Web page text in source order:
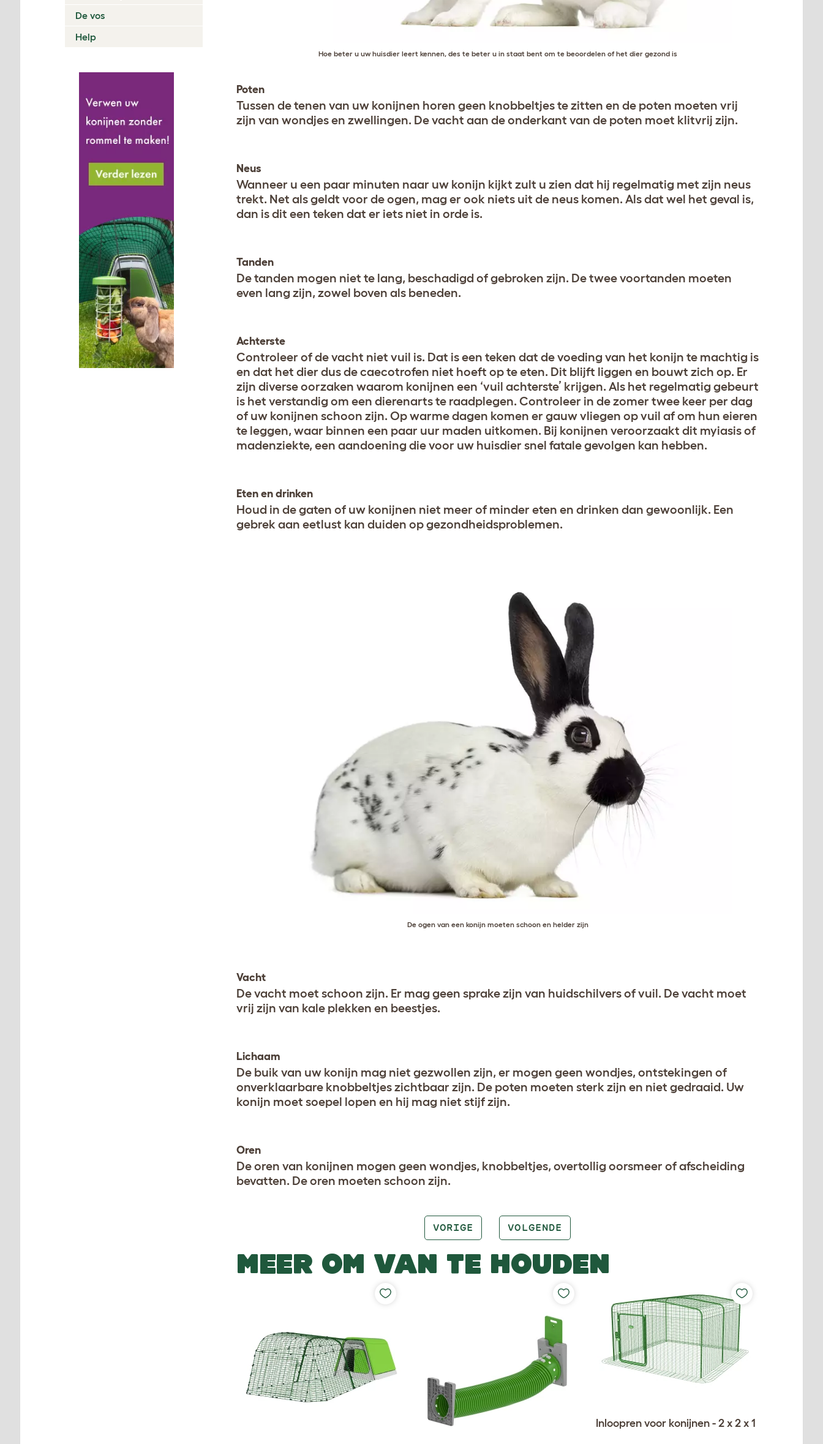
De vos
Help
Hoe beter u uw huisdier leert kennen, des te beter u in staat bent om te beoordelen of het dier gezond is
Poten
Tussen de tenen van uw konijnen horen geen knobbeltjes te zitten en de poten moeten vrij
zijn van wondjes en zwellingen. De vacht aan de onderkant van de poten moet klitvrij zijn.
Neus
Wanneer u een paar minuten naar uw konijn kijkt zult u zien dat hij regelmatig met zijn neus
trekt. Net als geldt voor de ogen, mag er ook niets uit de neus komen. Als dat wel het geval is,
dan is dit een teken dat er iets niet in orde is.
Tanden
De tanden mogen niet te lang, beschadigd of gebroken zijn. De twee voortanden moeten
even lang zijn, zowel boven als beneden.
Achterste
Controleer of de vacht niet vuil is. Dat is een teken dat de voeding van het konijn te machtig is
en dat het dier dus de caecotrofen niet hoeft op te eten. Dit blijft liggen en bouwt zich op. Er
zijn diverse oorzaken waarom konijnen een ‘vuil achterste’ krijgen. Als het regelmatig gebeurt
is het verstandig om een dierenarts te raadplegen. Controleer in de zomer twee keer per dag
of uw konijnen schoon zijn. Op warme dagen komen er gauw vliegen op vuil af om hun eieren
te leggen, waar binnen een paar uur maden uitkomen. Bij konijnen veroorzaakt dit myiasis of
madenziekte, een aandoening die voor uw huisdier snel fatale gevolgen kan hebben.
Eten en drinken
Houd in de gaten of uw konijnen niet meer of minder eten en drinken dan gewoonlijk. Een
gebrek aan eetlust kan duiden op gezondheidsproblemen.
De ogen van een konijn moeten schoon en helder zijn
Vacht
De vacht moet schoon zijn. Er mag geen sprake zijn van huidschilvers of vuil. De vacht moet
vrij zijn van kale plekken en beestjes.
Lichaam
De buik van uw konijn mag niet gezwollen zijn, er mogen geen wondjes, ontstekingen of
onverklaarbare knobbeltjes zichtbaar zijn. De poten moeten sterk zijn en niet gedraaid. Uw
konijn moet soepel lopen en hij mag niet stijf zijn.
Oren
De oren van konijnen mogen geen wondjes, knobbeltjes, overtollig oorsmeer of afscheiding
bevatten. De oren moeten schoon zijn.
VORIGE VOLGENDE
MEER OM VAN TE HOUDEN
Inloopren voor konijnen - 2 x 2 x 1